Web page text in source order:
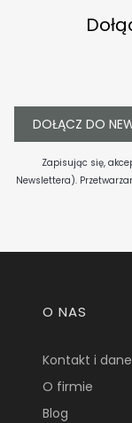
DOŁĄCZ DO
Zapisując się,
Newslettera).
Linki w
O NAS
Kontakt i
O firmie
Blog